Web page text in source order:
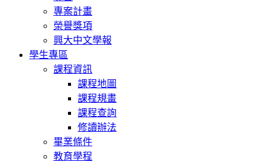
專案計畫
榮譽獎項
興大中文學報
學生專區
課程資訊
課程地圖
課程規畫
課程查詢
修讀辦法
畢業條件
教育學程